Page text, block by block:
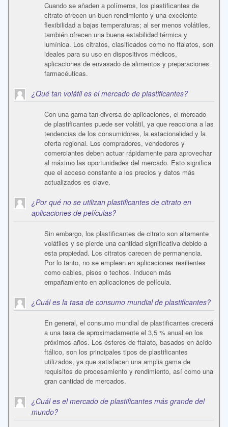
Cuando se añaden a polímeros, los plastificantes de
citrato ofrecen un buen rendimiento y una excelente
flexibilidad a bajas temperaturas; al ser menos volátiles,
también ofrecen una buena estabilidad térmica y
lumínica. Los citratos, clasificados como no ftalatos, son
ideales para su uso en dispositivos médicos,
aplicaciones de envasado de alimentos y preparaciones
farmacéuticas.
¿Qué tan volátil es el mercado de plastificantes?
Con una gama tan diversa de aplicaciones, el mercado
de plastificantes puede ser volátil, ya que reacciona a las
tendencias de los consumidores, la estacionalidad y la
oferta regional. Los compradores, vendedores y
comerciantes deben actuar rápidamente para aprovechar
al máximo las oportunidades del mercado. Esto significa
que el acceso constante a los precios y datos más
actualizados es clave.
¿Por qué no se utilizan plastificantes de citrato en
aplicaciones de películas?
Sin embargo, los plastificantes de citrato son altamente
volátiles y se pierde una cantidad significativa debido a
esta propiedad. Los citratos carecen de permanencia.
Por lo tanto, no se emplean en aplicaciones resilientes
como cables, pisos o techos. Inducen más
empañamiento en aplicaciones de película.
¿Cuál es la tasa de consumo mundial de plastificantes?
En general, el consumo mundial de plastificantes crecerá
a una tasa de aproximadamente el 3,5 % anual en los
próximos años. Los ésteres de ftalato, basados en ácido
ftálico, son los principales tipos de plastificantes
utilizados, ya que satisfacen una amplia gama de
requisitos de procesamiento y rendimiento, así como una
gran cantidad de mercados.
¿Cuál es el mercado de plastificantes más grande del
mundo?